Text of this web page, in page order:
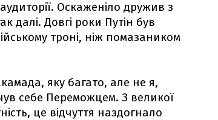
Оскаженіло дружив з
далі. Довгі роки Путін був
троні, ніж помазаником
яку багато, але не я,
себе Переможцем. З великої
це відчуття наздогнало